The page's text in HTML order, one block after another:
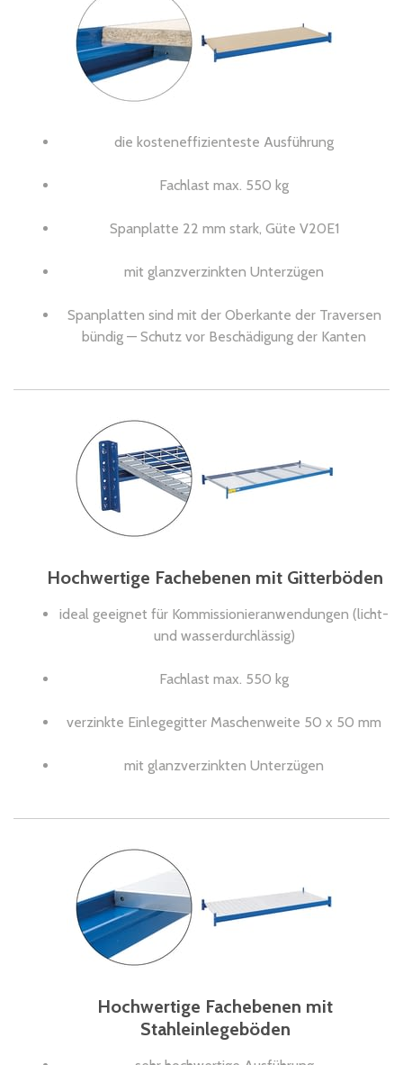
die kosteneffizienteste Ausführung
Fachlast max. 550 kg
Spanplatte 22 mm stark, Güte V20E1
mit glanzverzinkten Unterzügen
Spanplatten sind mit der Oberkante der Traversen
bündig — Schutz vor Beschädigung der Kanten
Hochwertige Fachebenen mit Gitterböden
ideal geeignet für Kommissionieranwendungen (licht-
und wasserdurchlässig)
Fachlast max. 550 kg
verzinkte Einlegegitter Maschenweite 50 x 50 mm
mit glanzverzinkten Unterzügen
Hochwertige Fachebenen mit
Stahleinlegeböden